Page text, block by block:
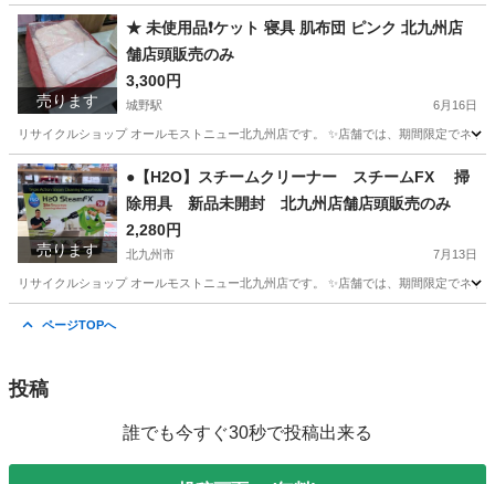
福岡 北九州市 城野駅 ソファ 商品
売ります
★ 未使用品❗️ケット 寝具 肌布団 ピンク 北九州店
舗店頭販売のみ
3,300円
城野駅 6月16日
リサイクルショップ オールモストニュー北九州店です。 ✨️店舗では、期間限定でネ
福岡 北九州市 城野駅 寝具 商品
売ります
●【H2O】スチームクリーナー スチームFX 掃
除用具 新品未開封 北九州店舗店頭販売のみ
2,280円
北九州市 7月13日
リサイクルショップ オールモストニュー北九州店です。 ✨️店舗では、期間限定でネ
ページTOPへ
投稿
誰でも今すぐ30秒で投稿出来る